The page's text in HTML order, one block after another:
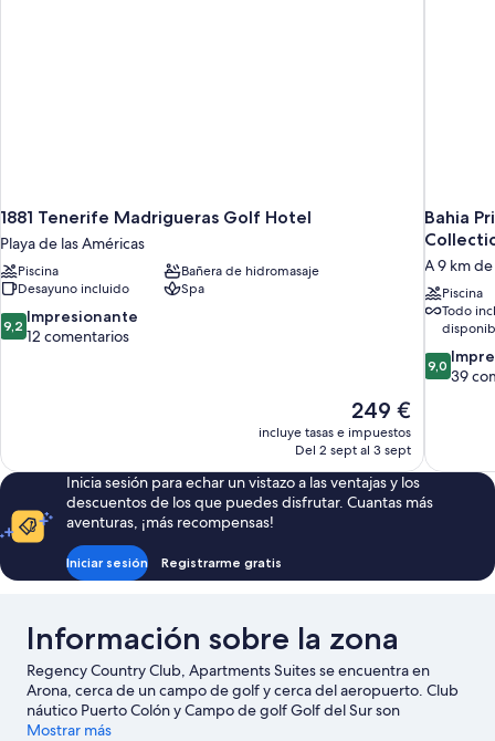
1881 Tenerife Madrigueras Golf Hotel
Playa de las Américas
Piscina
Bañera de hidromasaje
Desayuno incluido
Spa
9.2
sobre
9,2 Impresionante
12 comentarios
El
precio
actual
de
249 €
249 €
incluye tasas e impuestos
Del 2 sept al 3 sept
Bahia
A 9 km
Piscina
Todo
9.0
sobre
9,0
39
Inicia sesión para echar un vistazo a las ventajas y los
descuentos de los que puedes disfrutar. Cuantas más
aventuras, ¡más recompensas!
Iniciar sesión Registrarme gratis
Información sobre la zona
Regency Country Club, Apartments Suites se encuentra en
Arona, cerca de un campo de golf y cerca del aeropuerto. Club
náutico Puerto Colón y Campo de golf Golf del Sur son
excelentes opciones para los que buscan unas vacaciones
Mostrar más